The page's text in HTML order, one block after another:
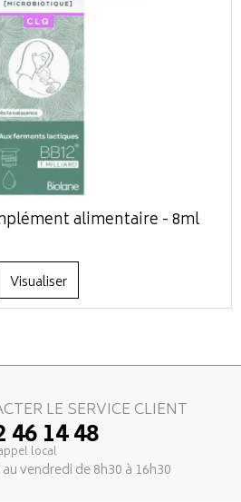
alimentaire - 8ml
Visualiser
LE SERVICE CLIENT
46 14 48
local
vendredi de 8h30 à 16h30